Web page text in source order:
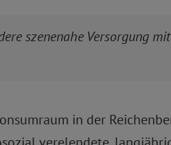
szenenahe Versorgung
in der